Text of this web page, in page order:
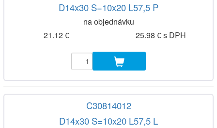
D14x30 S=10x20 L57,5 P
na objednávku
21.12 €
25.98 € s DPH
C30814012
D14x30 S=10x20 L57,5 L